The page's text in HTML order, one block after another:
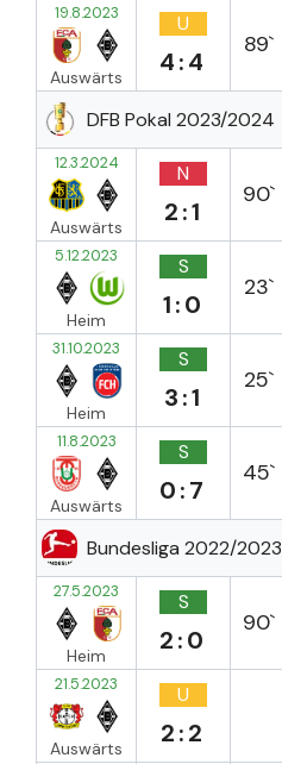
19.8.2023
Auswärts
U
4:4
89`
DFB Pokal 2023/2024
12.3.2024
Auswärts
N
2:1
90`
5.12.2023
Heim
S
1:0
23`
31.10.2023
Heim
S
3:1
25`
11.8.2023
Auswärts
S
0:7
45`
Bundesliga 2022/2023
27.5.2023
Heim
S
2:0
90`
21.5.2023
Auswärts
U
2:2